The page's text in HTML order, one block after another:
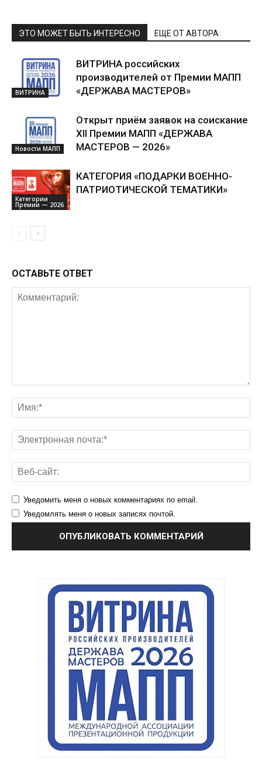
ЭТО МОЖЕТ БЫТЬ ИНТЕРЕСНО ЕЩЕ ОТ АВТОРА
ВИТРИНА
ВИТРИНА российских
производителей от Премии МАПП
«ДЕРЖАВА МАСТЕРОВ»
Новости МАПП
Открыт приём заявок на соискание
XII Премии МАПП «ДЕРЖАВА
МАСТЕРОВ — 2026»
Категории
Премии — 2026
КАТЕГОРИЯ «ПОДАРКИ ВОЕННО-
ПАТРИОТИЧЕСКОЙ ТЕМАТИКИ»
ОСТАВЬТЕ ОТВЕТ
Уведомить меня о новых комментариях по email.
Уведомлять меня о новых записях почтой.